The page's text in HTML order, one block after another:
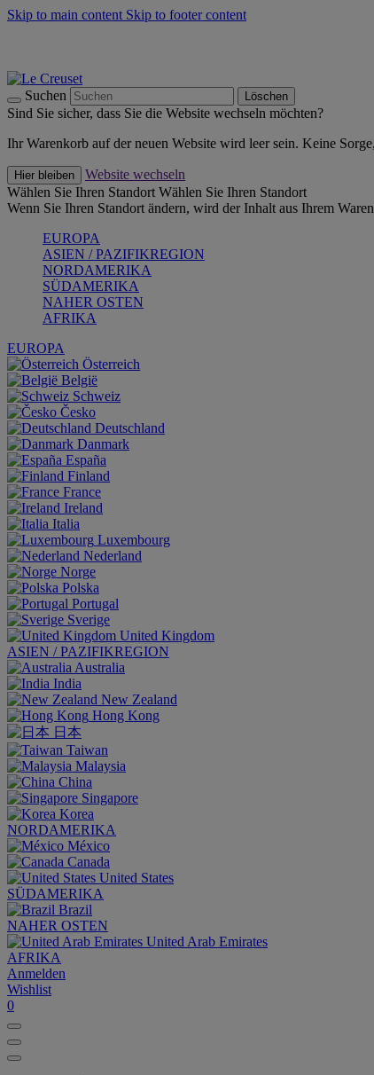
Skip to main content Skip to footer content
Suchen Löschen
Sind Sie sicher, dass Sie die Website wechseln möchten?
Ihr Warenkorb auf der neuen Website wird leer sein. Keine
Hier bleiben
Website wechseln
Wählen Sie Ihren Standort Wählen Sie Ihren Standort
Wenn Sie Ihren Standort ändern, wird der Inhalt aus Ihrem
EUROPA
ASIEN / PAZIFIKREGION
NORDAMERIKA
SÜDAMERIKA
NAHER OSTEN
AFRIKA
EUROPA
Österreich
België
Schweiz
Česko
Deutschland
Danmark
España
Finland
France
Ireland
Italia
Luxembourg
Nederland
Norge
Polska
Portugal
Sverige
United Kingdom
ASIEN / PAZIFIKREGION
Australia
India
New Zealand
Hong Kong
日本
Taiwan
Malaysia
China
Singapore
Korea
NORDAMERIKA
México
Canada
United States
SÜDAMERIKA
Brazil
NAHER OSTEN
United Arab Emirates
AFRIKA
Anmelden
Wishlist
0